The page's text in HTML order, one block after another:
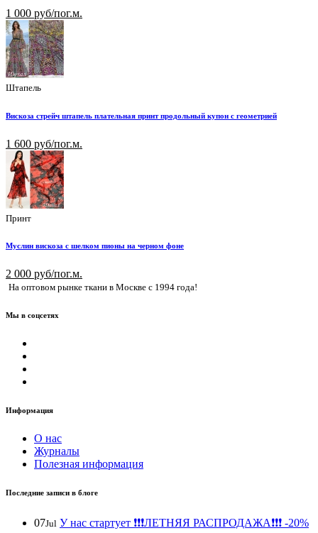
1 000 руб/пог.м.
Штапель
Вискоза стрейч штапель плательная принт продольный купон с геометрией
1 600 руб/пог.м.
Принт
Муслин вискоза с шелком пионы на черном фоне
2 000 руб/пог.м.
На оптовом рынке ткани в Москве с 1994 года!
Мы в соцсетях
Информация
О нас
Журналы
Полезная информация
Последние записи в блоге
07Jul У нас стартует ❗️❗️❗️ЛЕТНЯЯ РАСПРОДАЖА❗️❗️❗️ -20%